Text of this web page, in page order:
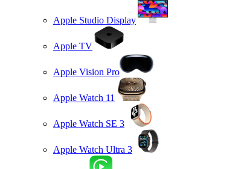
Apple Studio Display
Apple TV
Apple Vision Pro
Apple Watch 11
Apple Watch SE 3
Apple Watch Ultra 3